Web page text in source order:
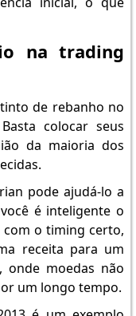
na trading
de rebanho no
colocar seus
da maioria dos
pode ajudá-lo a
é inteligente o
o timing certo,
receita para um
onde moedas não
um longo tempo.